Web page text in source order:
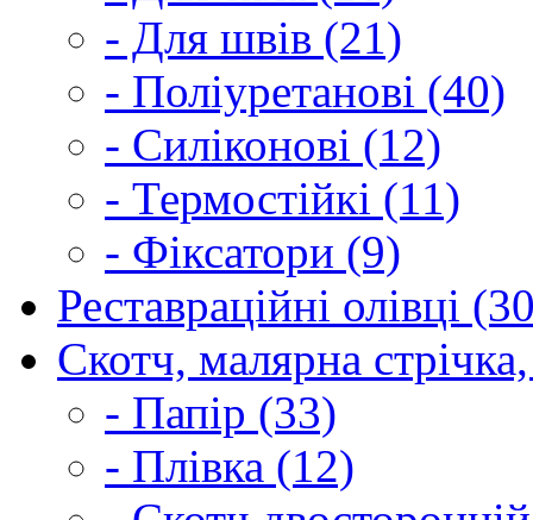
- Для швів (21)
- Поліуретанові (40)
- Силіконові (12)
- Термостійкі (11)
- Фіксатори (9)
Реставраційні олівці
Скотч, малярна
- Папір (33)
- Плівка (12)